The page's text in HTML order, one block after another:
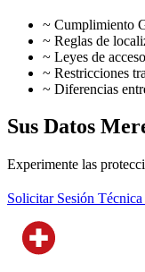
~ Cumplimiento
~ Reglas de
~ Leyes de
~ Restricciones
~ Diferencias
Sus Datos
Experimente las
Solicitar Sesión Técnica